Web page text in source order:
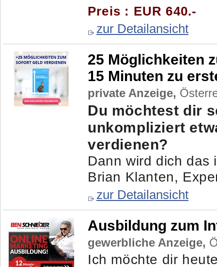
Preis : EUR 640.-
zur Detailansicht
25 Möglichkeiten
15 Minuten zu
private Anzeige,
Du möchtest dir
unkompliziert
verdienen?
Dann wird dich das
Brian Klanten,
zur Detailansicht
Ausbildung zum
gewerbliche Anzeige,
Ich möchte dir